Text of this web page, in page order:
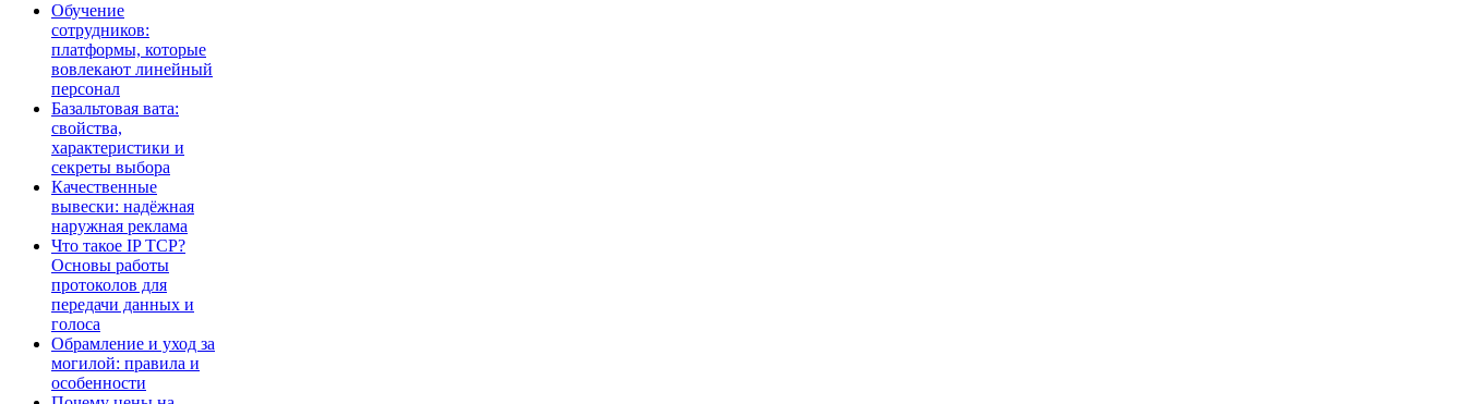
Обучение
сотрудников:
платформы, которые
вовлекают линейный
персонал
Базальтовая вата:
свойства,
характеристики и
секреты выбора
Качественные
вывески: надёжная
наружная реклама
Что такое IP TCP?
Основы работы
протоколов для
передачи данных и
голоса
Обрамление и уход за
могилой: правила и
особенности